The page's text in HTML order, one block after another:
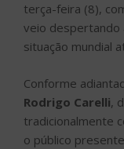
terça-feira (8),
veio despertando
situação mundial
Conforme
Rodrigo Carelli,
tradicionalmente
o público